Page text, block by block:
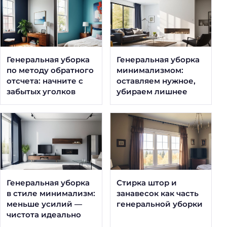
Генеральная уборка
по методу обратного
отсчета: начните с
забытых уголков
Генеральная уборка
минимализмом:
оставляем нужное,
убираем лишнее
Генеральная уборка
в стиле минимализм:
меньше усилий —
чистота идеально
Стирка штор и
занавесок как часть
генеральной уборки